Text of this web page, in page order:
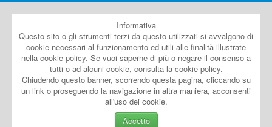
Informativa
Questo sito o gli strumenti terzi da questo utilizzati si avvalgono di
cookie necessari al funzionamento ed utili alle finalità illustrate
nella cookie policy. Se vuoi saperne di più o negare il consenso a
tutti o ad alcuni cookie, consulta la cookie policy.
Chiudendo questo banner, scorrendo questa pagina, cliccando su
un link o proseguendo la navigazione in altra maniera, acconsenti
all'uso dei cookie.
Accetto